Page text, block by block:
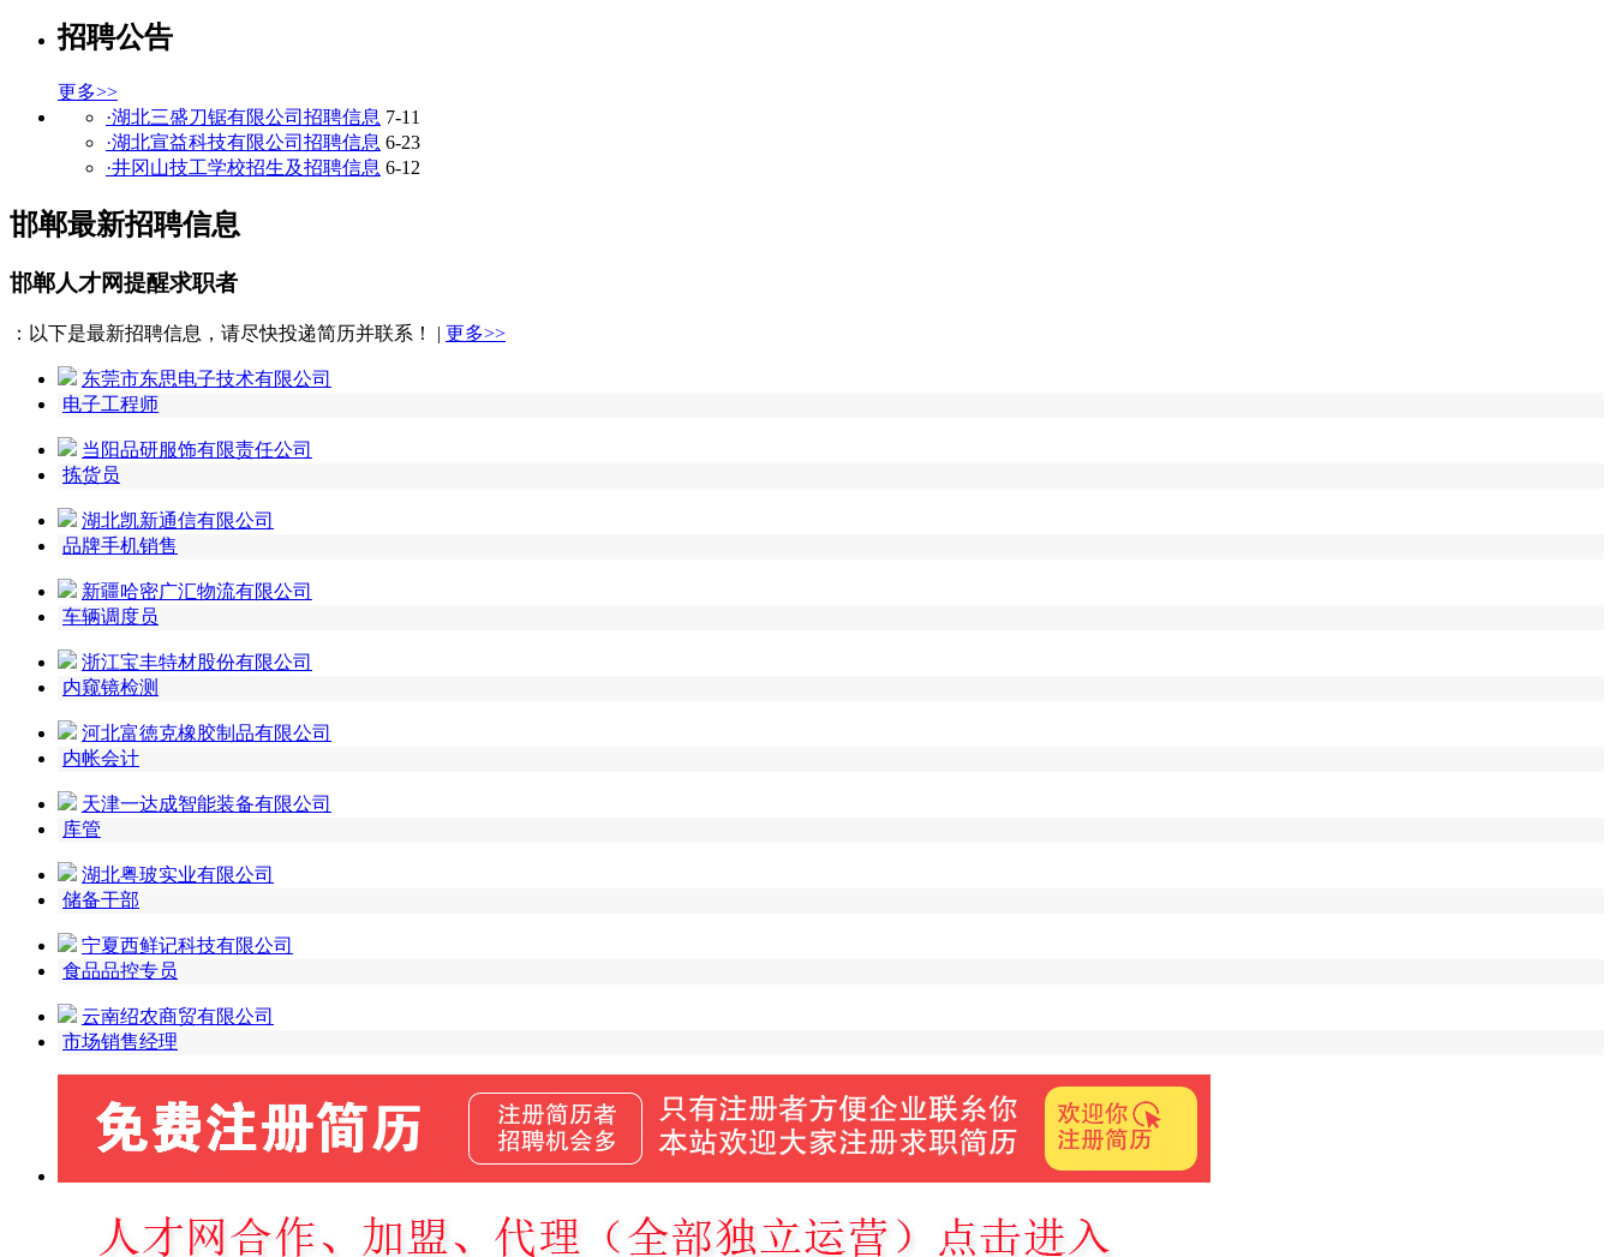
招聘公告
更多>>
·湖北三盛刀锯有限公司招聘信息 7-11
·湖北宣益科技有限公司招聘信息 6-23
·井冈山技工学校招生及招聘信息 6-12
邯郸最新招聘信息
邯郸人才网提醒求职者
：以下是最新招聘信息，请尽快投递简历并联系！ | 更多>>
东莞市东思电子技术有限公司
电子工程师
当阳品研服饰有限责任公司
拣货员
湖北凯新通信有限公司
品牌手机销售
新疆哈密广汇物流有限公司
车辆调度员
浙江宝丰特材股份有限公司
内窥镜检测
河北富徳克橡胶制品有限公司
内帐会计
天津一达成智能装备有限公司
库管
湖北粤玻实业有限公司
储备干部
宁夏西鲜记科技有限公司
食品品控专员
云南绍农商贸有限公司
市场销售经理